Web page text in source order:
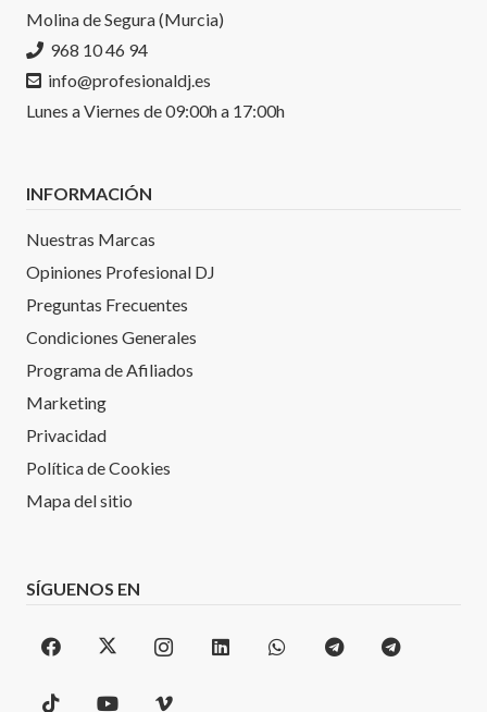
Molina de Segura (Murcia)
968 10 46 94
info@profesionaldj.es
Lunes a Viernes de 09:00h a 17:00h
INFORMACIÓN
Nuestras Marcas
Opiniones Profesional DJ
Preguntas Frecuentes
Condiciones Generales
Programa de Afiliados
Marketing
Privacidad
Política de Cookies
Mapa del sitio
SÍGUENOS EN